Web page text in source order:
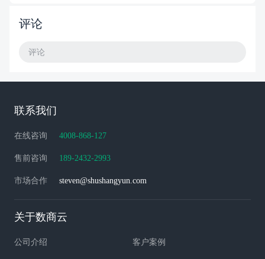
评论
评论
联系我们
在线咨询 4008-868-127
售前咨询 189-2432-2993
市场合作 steven@shushangyun.com
关于数商云
公司介绍 客户案例